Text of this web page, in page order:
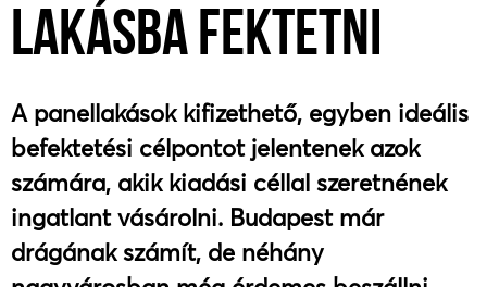
LAKÁSBA FEKTETNI
A panellakások kifizethető, egyben ideális
befektetési célpontot jelentenek azok
számára, akik kiadási céllal szeretnének
ingatlant vásárolni. Budapest már
drágának számít, de néhány